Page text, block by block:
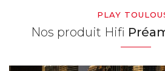
PLAY
Nos produit Hifi